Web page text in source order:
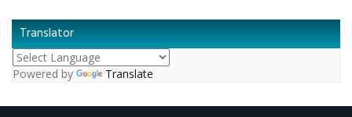
Translator
Powered by Translate